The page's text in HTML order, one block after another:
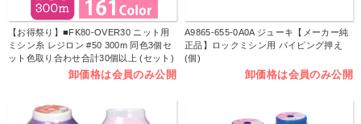
【お得祭り】■FK80-OVER30 ニット用
ミシン糸 レジロン #50 300m 同色3個セ
ット色取り合わせ合計30個以上 (セット)
卸価格は会員のみ公開
A9865-655-0A0A ジューキ【メーカー純
正品】ロックミシン用 パイピング押え
(個)
卸価格は会員のみ公開